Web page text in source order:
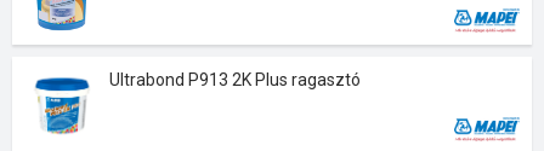
Ultrabond P913 2K Plus ragasztó